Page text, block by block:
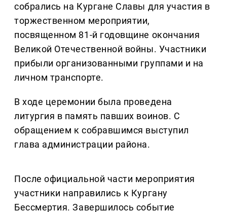
собрались на Кургане Славы для участия в
торжественном мероприятии,
посвященном 81-й годовщине окончания
Великой Отечественной войны. Участники
прибыли организованными группами и на
личном транспорте.
В ходе церемонии была проведена
литургия в память павших воинов. С
обращением к собравшимся выступил
глава администрации района.
После официальной части мероприятия
участники направились к Кургану
Бессмертия. Завершилось событие